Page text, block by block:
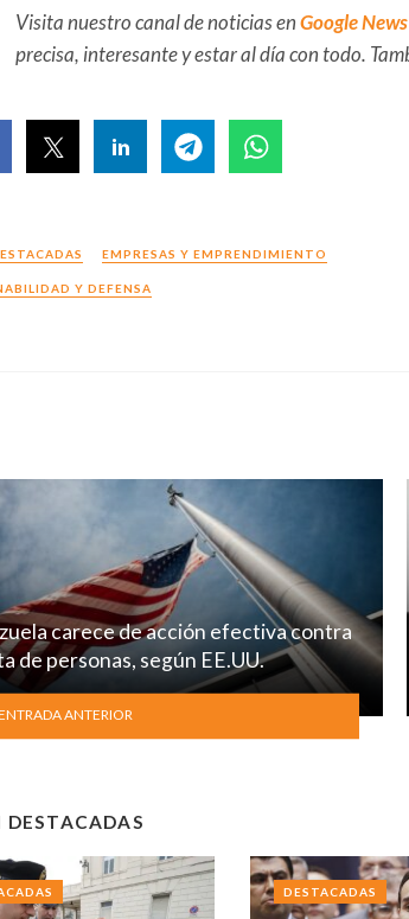
Visita nuestro canal de noticias enGoogle News
precisa, interesante y estar al día con todo.
EMPRESAS Y EMPRENDIMIENTO
Y DEFENSA
carece de acción efectiva contra
de personas, según EE.UU.
ANTERIOR
DESTACADAS
DESTACADAS